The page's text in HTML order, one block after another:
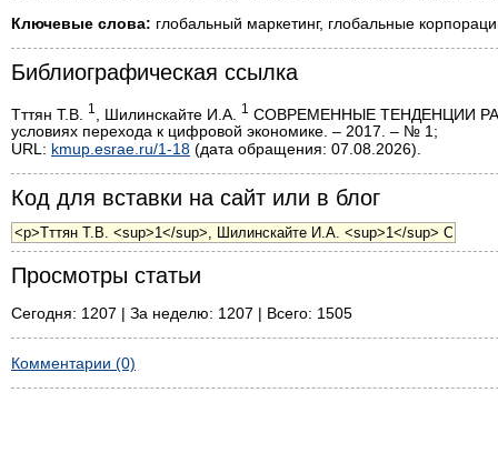
Ключевые слова: глобальный маркетинг, глобальные
Библиографическая ссылка
Тттян Т.В. 1 , Шилинскайте И.А. 1 СОВРЕМЕННЫЕ ТЕНДЕНЦИИ
условиях перехода к цифровой экономике. – 2017. – № 1;
URL: kmup.esrae.ru/1-18 (дата обращения: 07.08.2026).
Код для вставки на сайт или в блог
Просмотры статьи
Сегодня: 1207 | За неделю: 1207 | Всего: 1505
Комментарии (0)